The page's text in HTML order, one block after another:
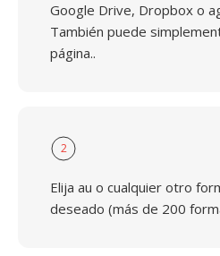
Google Drive, Dropbox o
También puede
página..
2
Elija au o cualquier otro
deseado (más de 200